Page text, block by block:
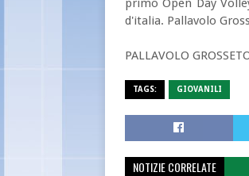
primo Open Day
d'italia. Pallavolo
PALLAVOLO
TAGS: GIOVANILI
NOTIZIE CORRELATE